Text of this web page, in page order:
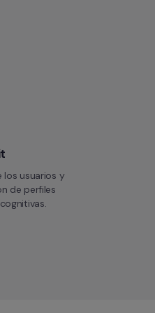
los usuarios y
de perfiles